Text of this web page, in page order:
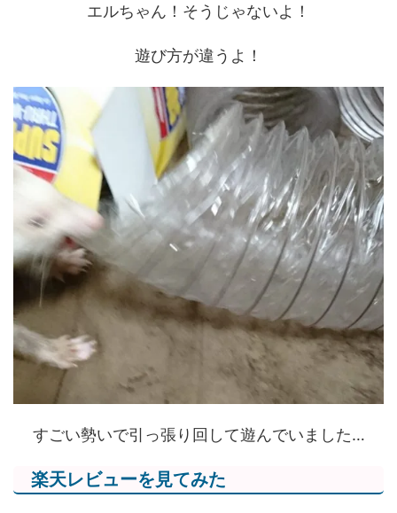
エルちゃん！そうじゃないよ！
遊び方が違うよ！
すごい勢いで引っ張り回して遊んでいました…
楽天レビューを見てみた